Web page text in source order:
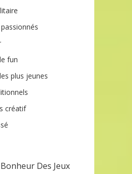
fun
plus jeunes
créatif
Des Jeux